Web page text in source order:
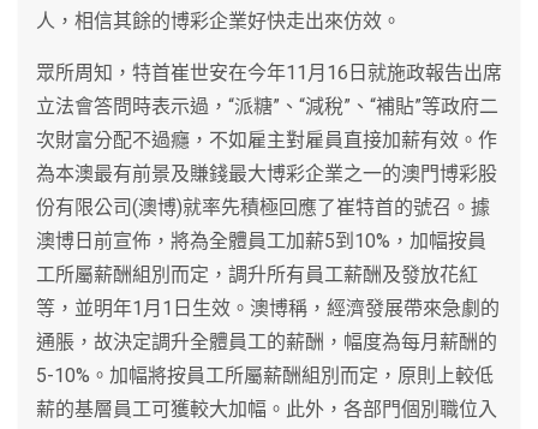
人，相信其餘的博彩企業好快走出來仿效。
眾所周知，特首崔世安在今年11月16日就施政報告出席
立法會答問時表示過，“派糖”、“減稅”、“補貼”等政府二
次財富分配不過癮，不如雇主對雇員直接加薪有效。作
為本澳最有前景及賺錢最大博彩企業之一的澳門博彩股
份有限公司(澳博)就率先積極回應了崔特首的號召。據
澳博日前宣佈，將為全體員工加薪5到10%，加幅按員
工所屬薪酬組別而定，調升所有員工薪酬及發放花紅
等，並明年1月1日生效。澳博稱，經濟發展帶來急劇的
通脹，故決定調升全體員工的薪酬，幅度為每月薪酬的
5-10%。加幅將按員工所屬薪酬組別而定，原則上較低
薪的基層員工可獲較大加幅。此外，各部門個別職位入